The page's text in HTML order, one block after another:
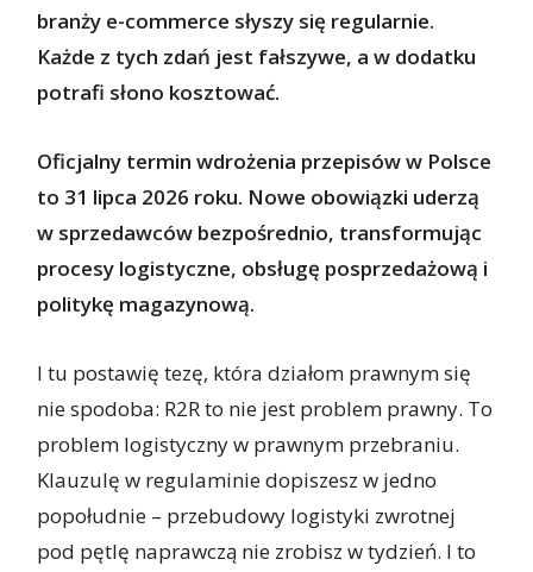
branży e-commerce słyszy się regularnie.
Każde z tych zdań jest fałszywe, a w dodatku
potrafi słono kosztować.
Oficjalny termin wdrożenia przepisów w Polsce
to 31 lipca 2026 roku. Nowe obowiązki uderzą
w sprzedawców bezpośrednio, transformując
procesy logistyczne, obsługę posprzedażową i
politykę magazynową.
I tu postawię tezę, która działom prawnym się
nie spodoba: R2R to nie jest problem prawny. To
problem logistyczny w prawnym przebraniu.
Klauzulę w regulaminie dopiszesz w jedno
popołudnie – przebudowy logistyki zwrotnej
pod pętlę naprawczą nie zrobisz w tydzień. I to